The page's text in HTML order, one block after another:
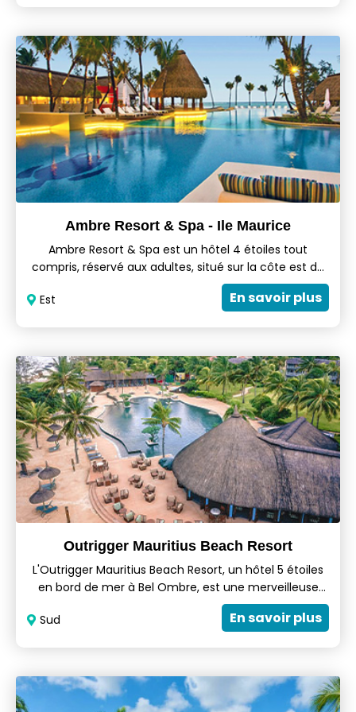
et contemporain traduit le concept de la « vie à
l’italienne » avec une piazza entourée de
restaurants,bars et boutiques.
Ambre Resort & Spa - Ile Maurice
Ambre Resort & Spa est un hôtel 4 étoiles tout
compris, réservé aux adultes, situé sur la côte est de
l'Île Maurice. Cet hôtel tout compris est un endroit
idéal pour des vacances de plage de luxe, des
extrêmement relaxant, sur une île tropicale exotique,
tout en profitant des aménagements et des services
VIP, ainsi que d'un large éventail d'hébergements
dans 297 chambres et d'activités divertissantes.
Est En savoir plus
Outrigger Mauritius Beach Resort
L'Outrigger Mauritius Beach Resort, un hôtel 5 étoiles
en bord de mer à Bel Ombre, est une merveilleuse
escapade familiale. Prenez quelques jours pour
profiter de la plage ensoleillée, des activités
chambres et suites sont de taille généreuse et
offrent une vue imprenable sur la mer avec une
Sud En savoir plus